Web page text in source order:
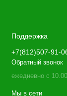
Поддержка
+7(812)507-91-
Обратный звонок
ежедневно с
Мы в сети